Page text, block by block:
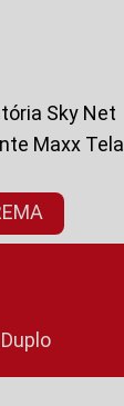
Sky Net
Maxx Tela